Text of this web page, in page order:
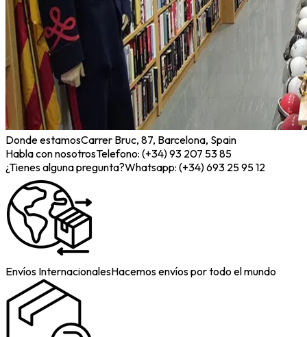
Donde estamosCarrer Bruc, 87, Barcelona, Spain
Habla con nosotrosTelefono: (+34) 93 207 53 85
¿Tienes alguna pregunta?Whatsapp: (+34) 693 25 95 12
Envíos InternacionalesHacemos envíos por todo el mundo